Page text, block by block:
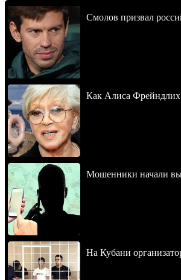
Смолов призвал
Как Алиса Фрейндлих
Мошенники начали
На Кубани